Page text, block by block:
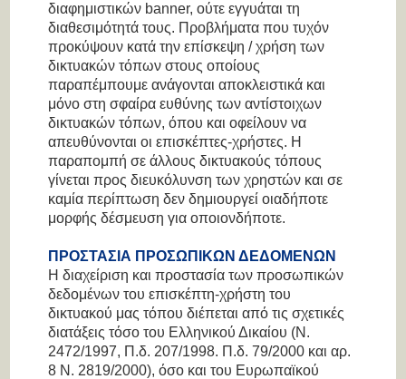
διαφημιστικών banner, ούτε εγγυάται τη
διαθεσιμότητά τους. Προβλήματα που τυχόν
προκύψουν κατά την επίσκεψη / χρήση των
δικτυακών τόπων στους οποίους
παραπέμπουμε ανάγονται αποκλειστικά και
μόνο στη σφαίρα ευθύνης των αντίστοιχων
δικτυακών τόπων, όπου και οφείλουν να
απευθύνονται οι επισκέπτες-χρήστες. Η
παραπομπή σε άλλους δικτυακούς τόπους
γίνεται προς διευκόλυνση των χρηστών και σε
καμία περίπτωση δεν δημιουργεί οιαδήποτε
μορφής δέσμευση για οποιονδήποτε.
ΠΡΟΣΤΑΣΙΑ ΠΡΟΣΩΠΙΚΩΝ ΔΕΔΟΜΕΝΩΝ
Η διαχείριση και προστασία των προσωπικών
δεδομένων του επισκέπτη-χρήστη του
δικτυακού μας τόπου διέπεται από τις σχετικές
διατάξεις τόσο του Ελληνικού Δικαίου (Ν.
2472/1997, Π.δ. 207/1998. Π.δ. 79/2000 και αρ.
8 Ν. 2819/2000), όσο και του Ευρωπαϊκού